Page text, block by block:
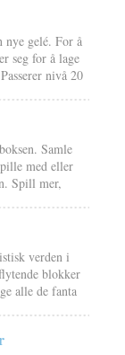
nye gelé. For å
seg for å lage
nivå 20
Samle
med eller
Spill mer,
verden i
blokker
alle de fanta